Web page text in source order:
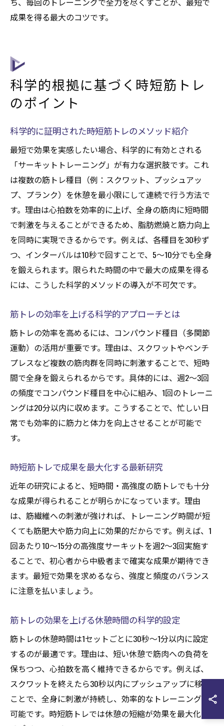
成果を得る最大のコツです。
科学的根拠に基づく時短筋トレ
のポイント
科学的に証明された時短筋トレのメソッド紹介
最短で効果を実感したい場合、科学的に有効とされる
「サーキットトレーニング」が有力な選択肢です。これ
は複数の筋トレ種目（例：スクワット、プッシュアッ
プ、プランク）を休憩を最小限にして連続で行う方法で
す。理由は心拍数を効率的に上げ、全身の筋肉に短時間
で刺激を与えることができるため、脂肪燃焼と筋力向上
を同時に実現できるからです。例えば、各種目を30秒ず
つ、インターバルは10秒で回すことで、5〜10分でも全身
を鍛えられます。限られた時間の中で最大の成果を得る
には、こうした科学的メソッドの導入が不可欠です。
筋トレの効率を上げる科学的アプローチとは
筋トレの効率を高めるには、コンパウンド種目（多関節
運動）の活用が重要です。理由は、スクワットやベンチ
プレスなど複数の筋肉群を同時に刺激することで、短時
間で全身を鍛えられるからです。具体的には、週2〜3回
の頻度でコンパウンド種目を中心に組み、1回のトレーニ
ングは20分以内に収めます。こうすることで、忙しい日
常でも効率的に筋力と体力を向上させることが可能で
す。
時短筋トレで成果を最大化する最新研究
近年の研究によると、短時間・高強度の筋トレでも十分
な成果が得られることが明らかになっています。理由
は、筋繊維への刺激が強ければ、トレーニング時間が短
くても筋肥大や筋力向上に効果的だからです。例えば、1
回あたり10〜15分の高強度サーキットを週2〜3回実施す
ることで、初心者から中級者まで確実な成果が期待でき
ます。最短で効果を求めるなら、強度と頻度のバランス
に注意を払いましょう。
筋トレの効果を上げる休憩時間の科学的設定
筋トレの休憩時間は1セットごとに30秒〜1分以内に設定
するのが最適です。理由は、短い休憩で筋肉への負荷を
保ちつつ、心拍数を高く維持できるからです。例えば、
スクワットを終えたら30秒以内にプッシュアップに移る
ことで、全身に刺激が持続し、効率的なトレーニングが
可能です。時短筋トレでは休憩の短縮が効果を最大化す